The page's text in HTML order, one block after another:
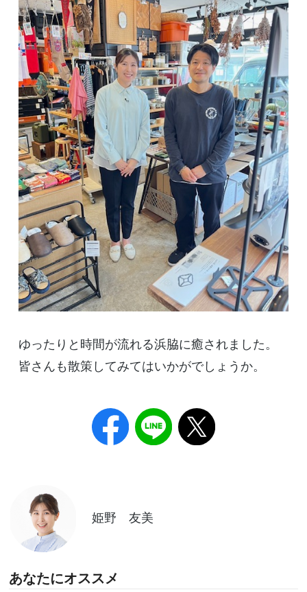
ゆったりと時間が流れる浜脇に癒されました。
皆さんも散策してみてはいかがでしょうか。
姫野 友美
あなたにオススメ